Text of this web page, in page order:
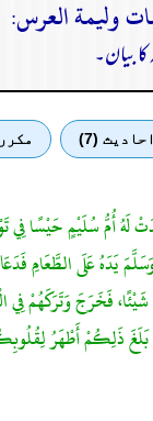
بیان۔
(7)
لَهُ أُمُّ سُلَيْمٍ حَيْسًا
عَلَى الطَّعَامِ فَدَعَا
فَخَرَجَ وَتَرَكَهُمْ فِي